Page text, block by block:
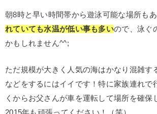
朝8時と早い時間帯から遊泳可能な場所も
れていても水温が低い事も多いので、泳ぐ
かもしれません^^;
ただ規模が大きく人気の海はかなり混雑す
などをするにはイイです！特に家族連れで
くからお父さんが車を運転して場所を確保